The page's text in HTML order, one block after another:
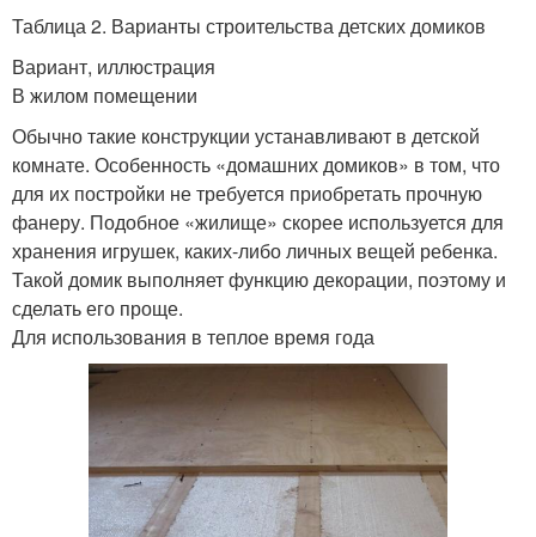
Таблица 2. Варианты строительства детских домиков
Вариант, иллюстрация
В жилом помещении
Обычно такие конструкции устанавливают в детской
комнате. Особенность «домашних домиков» в том, что
для их постройки не требуется приобретать прочную
фанеру. Подобное «жилище» скорее используется для
хранения игрушек, каких-либо личных вещей ребенка.
Такой домик выполняет функцию декорации, поэтому и
сделать его проще.
Для использования в теплое время года